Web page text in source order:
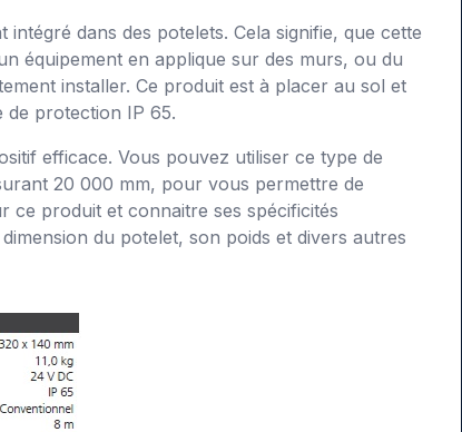
dans des potelets. Cela signifie, que cette
équipement en applique sur des murs, ou du
installer. Ce produit est à placer au sol et
de protection IP 65.
efficace. Vous pouvez utiliser ce type de
20 000 mm, pour vous permettre de
produit et connaitre ses spécificités
du potelet, son poids et divers autres